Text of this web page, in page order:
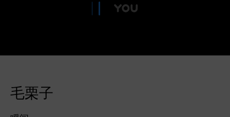
毛栗子